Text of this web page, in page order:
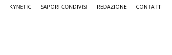
KYNETIC SAPORI CONDIVISI REDAZIONE CONTATTI